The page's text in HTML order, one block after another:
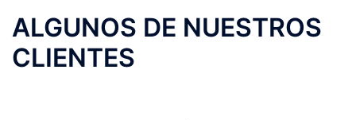
ALGUNOS DE NUESTROS
CLIENTES